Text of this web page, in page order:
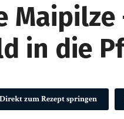
in die
Direkt zum Rezept springen